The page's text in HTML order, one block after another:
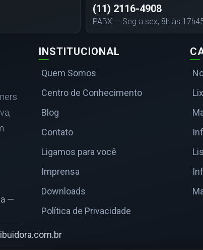
(11) 2116-4908
PABX — Seg a sex, 8h às
—
INSTITUCIONAL
Quem Somos
Centro de Conhecimento
Blog
Contato
Ligamos para você
Imprensa
Downloads
Política de Privacidade